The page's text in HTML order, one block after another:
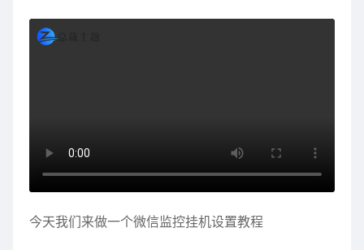
今天我们来做一个微信监控挂机设置教程